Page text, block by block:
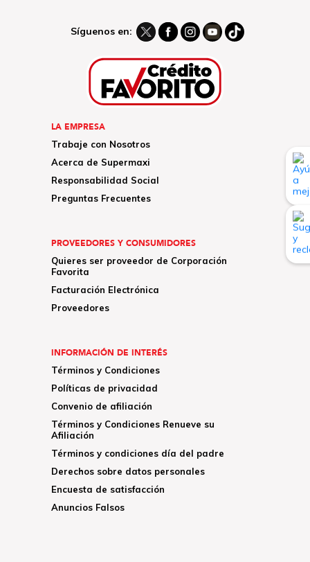
Síguenos en:
LA EMPRESA
Trabaje con Nosotros
Acerca de Supermaxi
Responsabilidad Social
Preguntas Frecuentes
PROVEEDORES Y CONSUMIDORES
Quieres ser proveedor de Corporación
Favorita
Facturación Electrónica
Proveedores
INFORMACIÓN DE INTERÉS
Términos y Condiciones
Políticas de privacidad
Convenio de afiliación
Términos y Condiciones Renueve su
Afiliación
Términos y condiciones día del padre
Derechos sobre datos personales
Encuesta de satisfacción
Anuncios Falsos